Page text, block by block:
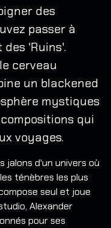
des
passer à
'Ruins'.
cerveau
un blackened
mystiques
qui
voyages.
jalons d'un univers où
ténèbres les plus
seul et joue
Alexander
pour ses